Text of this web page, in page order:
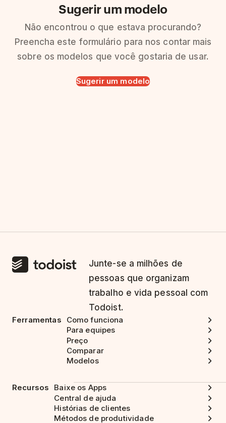
Sugerir um modelo
Não encontrou o que estava procurando?
Preencha este formulário para nos contar mais
sobre os modelos que você gostaria de usar.
Sugerir um modelo
Junte-se a milhões de
pessoas que organizam
trabalho e vida pessoal com
Todoist.
Ferramentas
Como funciona
Para equipes
Preço
Comparar
Modelos
Recursos
Baixe os Apps
Central de ajuda
Histórias de clientes
Métodos de produtividade